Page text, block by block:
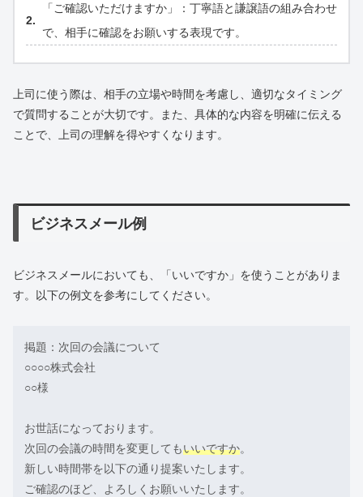
「ご確認いただけますか」：丁寧語と謙譲語の組み合わせ
で、相手に確認をお願いする表現です。
上司に使う際は、相手の立場や時間を考慮し、適切なタイミング
で質問することが大切です。また、具体的な内容を明確に伝える
ことで、上司の理解を得やすくなります。
ビジネスメール例
ビジネスメールにおいても、「いいですか」を使うことがありま
す。以下の例文を参考にしてください。
掲題：次回の会議について
○○○○株式会社
○○様
お世話になっております。
次回の会議の時間を変更してもいいですか。
新しい時間帯を以下の通り提案いたします。
ご確認のほど、よろしくお願いいたします。